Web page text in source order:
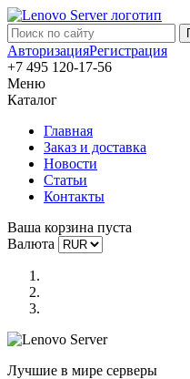
АвторизацияРегистрация
+7 495 120-17-56
Меню
Каталог
Главная
Заказ и доставка
Новости
Статьи
Контакты
Ваша корзина пуста
Валюта
Лучшие в мире серверы